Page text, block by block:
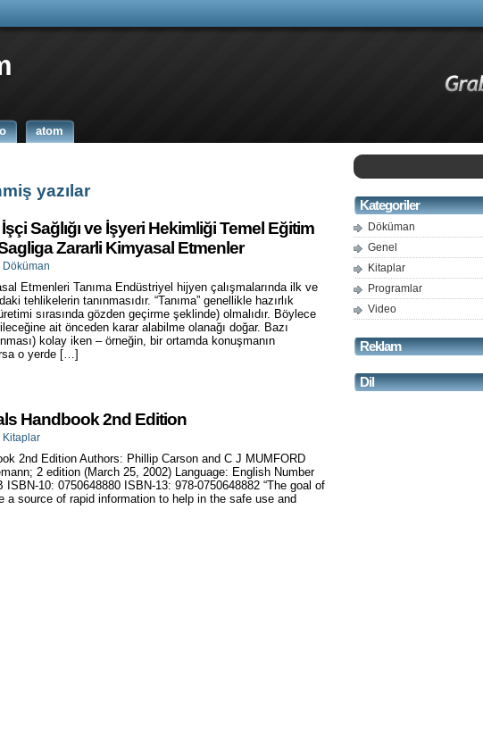
atom
yazılar
Sağlığı ve İşyeri Hekimliği Temel Eğitim
Zararli Kimyasal Etmenler
Döküman
Etmenleri Tanıma Endüstriyel hijyen çalışmalarında ilk ve
tehlikelerin tanınmasıdır. “Tanıma” genellikle hazırlık
sırasında gözden geçirme şeklinde) olmalıdır. Böylece
ait önceden karar alabilme olanağı doğar. Bazı
kolay iken – örneğin, bir ortamda konuşmanın
o yerde […]
Handbook 2nd Edition
Kitaplar
2nd Edition Authors: Phillip Carson and C J MUMFORD
2 edition (March 25, 2002) Language: English Number
10: 0750648880 ISBN-13: 978-0750648882 “The goal of
source of rapid information to help in the safe use and
Kategoriler
Döküman
Genel
Kitaplar
Programlar
Video
Reklam
Dil